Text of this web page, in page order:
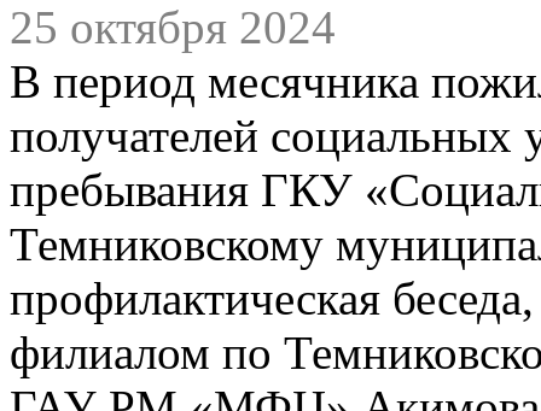
25 октября 2024
В период месячника
получателей социальных
пребывания ГКУ
Темниковскому
профилактическая
филиалом по